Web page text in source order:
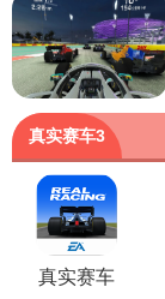
真实赛车3
真实赛车